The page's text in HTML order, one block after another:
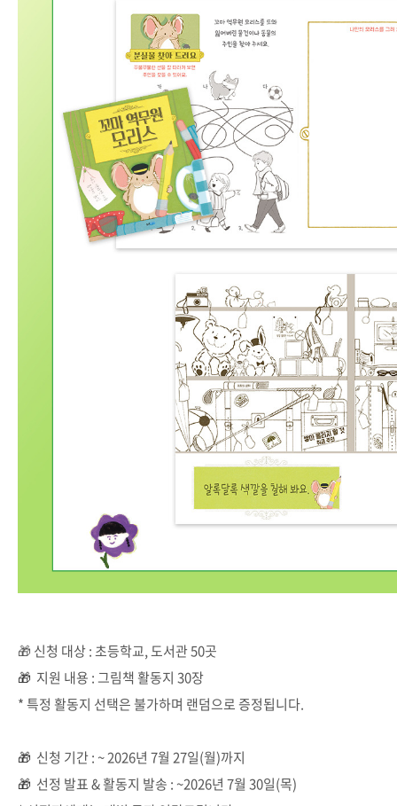
🎁 신청 대상 : 초등학교, 도서관 50곳
🎁 지원 내용 : 그림책 활동지 30장
* 특정 활동지 선택은 불가하며 랜덤으로 증정됩니다.
🎁 신청 기간 : ~ 2026년 7월 27일(월)까지
🎁 선정 발표 & 활동지 발송 : ~2026년 7월 30일(목)